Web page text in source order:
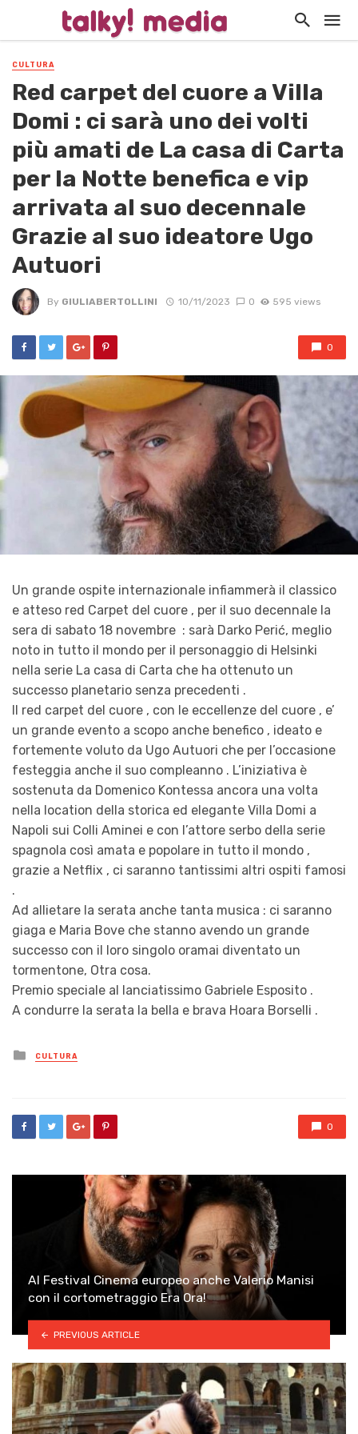
CULTURA
Red carpet del cuore a Villa
Domi : ci sarà uno dei volti
più amati de La casa di Carta
per la Notte benefica e vip
arrivata al suo decennale
Grazie al suo ideatore Ugo
Autuori
By GIULIABERTOLLINI 10/11/2023 0 595 views
0
Un grande ospite internazionale infiammerà il classico
e atteso red Carpet del cuore , per il suo decennale la
sera di sabato 18 novembre : sarà Darko Perić, meglio
noto in tutto il mondo per il personaggio di Helsinki
nella serie La casa di Carta che ha ottenuto un
successo planetario senza precedenti .
Il red carpet del cuore , con le eccellenze del cuore , e’
un grande evento a scopo anche benefico , ideato e
fortemente voluto da Ugo Autuori che per l’occasione
festeggia anche il suo compleanno . L’iniziativa è
sostenuta da Domenico Kontessa ancora una volta
nella location della storica ed elegante Villa Domi a
Napoli sui Colli Aminei e con l’attore serbo della serie
spagnola così amata e popolare in tutto il mondo ,
grazie a Netflix , ci saranno tantissimi altri ospiti famosi
.
Ad allietare la serata anche tanta musica : ci saranno
giaga e Maria Bove che stanno avendo un grande
successo con il loro singolo oramai diventato un
tormentone, Otra cosa.
Premio speciale al lanciatissimo Gabriele Esposito .
A condurre la serata la bella e brava Hoara Borselli .
Posted
in
CULTURA
0
Al Festival Cinema europeo anche Valerio Manisi
con il cortometraggio Era Ora!
PREVIOUS ARTICLE